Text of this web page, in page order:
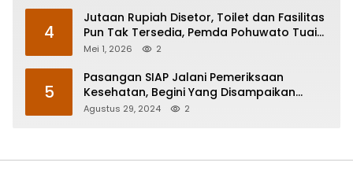
4
Jutaan Rupiah Disetor, Toilet dan Fasilitas
Pun Tak Tersedia, Pemda Pohuwato Tuai
Keluhan
Mei 1, 2026 2
5
Pasangan SIAP Jalani Pemeriksaan
Kesehatan, Begini Yang Disampaikan
Mohammad Rustam Arsyad
Agustus 29, 2024 2